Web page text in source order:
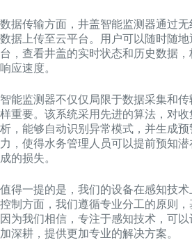
数据传输方面，井盖智能监测器通过
数据上传至云平台。用户可以随时随
台，查看井盖的实时状态和历史数据
响应速度。
智能监测器不仅仅局限于数据采集和
样重要。该系统采用先进的算法，对
析，能够自动识别异常模式，并生成
力，使得水务管理人员可以提前预知
成的损失。
值得一提的是，我们的设备在感知技
控制方面，我们遵循专业分工的原则
因为我们相信，专注于感知技术，可
加深耕，提供更加专业的解决方案。